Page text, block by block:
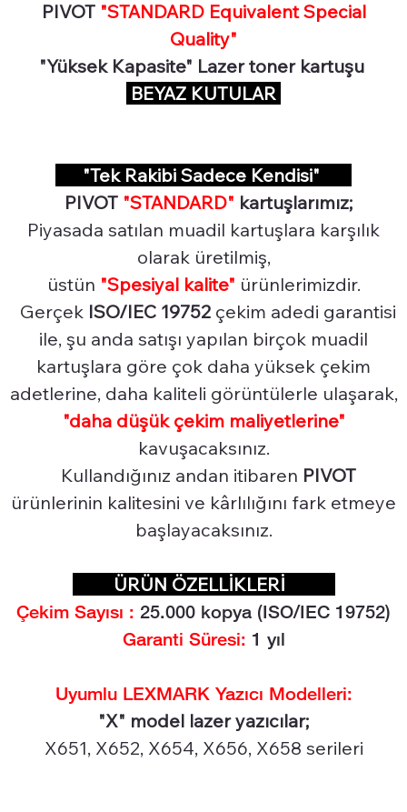
PIVOT "STANDARD Equivalent Special
Quality"
"Yüksek Kapasite" Lazer toner kartuşu
BEYAZ KUTULAR
"Tek Rakibi Sadece Kendisi"
PIVOT "STANDARD" kartuşlarımız;
Piyasada satılan muadil kartuşlara karşılık
olarak üretilmiş,
üstün "Spesiyal kalite" ürünlerimizdir.
Gerçek ISO/IEC 19752 çekim adedi garantisi
ile, şu anda satışı yapılan birçok muadil
kartuşlara göre çok daha yüksek çekim
adetlerine, daha kaliteli görüntülerle ulaşarak,
"daha düşük çekim maliyetlerine"
kavuşacaksınız.
Kullandığınız andan itibaren PIVOT
ürünlerinin kalitesini ve kârlılığını fark etmeye
başlayacaksınız.
ÜRÜN ÖZELLİKLERİ
Çekim Sayısı : 25.000 kopya (ISO/IEC 19752)
Garanti Süresi: 1 yıl
Uyumlu LEXMARK Yazıcı Modelleri:
"X" model lazer yazıcılar;
X651, X652, X654, X656, X658 serileri